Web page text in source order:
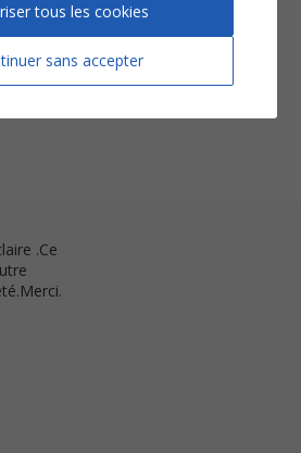
.Ce
sans accepter
tous les cookies